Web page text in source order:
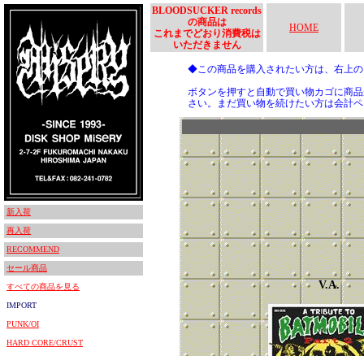
新入荷
再入荷
RECOMMEND
セール商品
すべての商品を見る
IMPORT
PUNK/OI
HARD CORE/CRUST
BLOODSUCKER records
の商品は
これまでどおり消費税は
いただきません
HOME
◆この商品を購入されたい方は、右上
ボタンを押すと自動で買い物カゴに商
さい。まだ買い物を続けたい方は会計
V.A.